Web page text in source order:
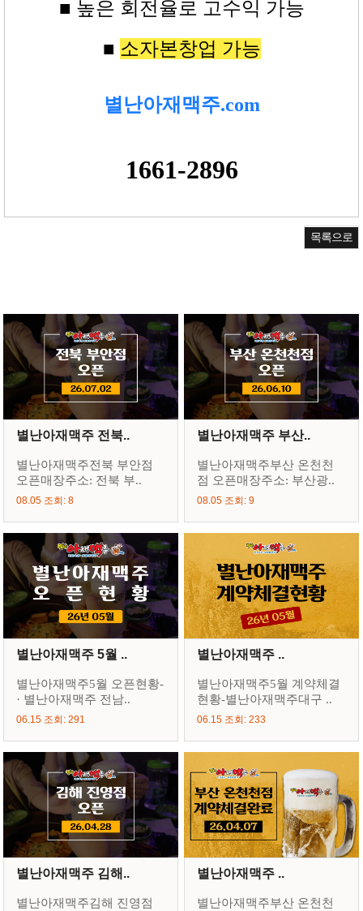
■ 높은 회전율로 고수익 가능
■ 소자본창업 가능
별난아재맥주.com
1661-2896
목록으로
별난아재맥주 전북..
별난아재맥주전북 부안점
오픈매장주소: 전북 부..
08.05 조회: 8
별난아재맥주 부산..
별난아재맥주부산 온천천
점 오픈매장주소: 부산광..
08.05 조회: 9
별난아재맥주 5월 ..
별난아재맥주5월 오픈현황-
· 별난아재맥주 전남..
06.15 조회: 291
별난아재맥주 ..
별난아재맥주5월 계약체결
현황-별난아재맥주대구 ..
06.15 조회: 233
별난아재맥주 김해..
별난아재맥주김해 진영점
별난아재맥주 ..
별난아재맥주부산 온천천